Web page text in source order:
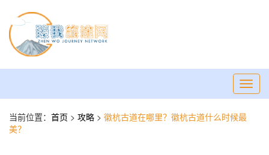
当前位置： 首页 > 攻略 > 徽杭古道在哪里？徽杭古道什么时候最
美？